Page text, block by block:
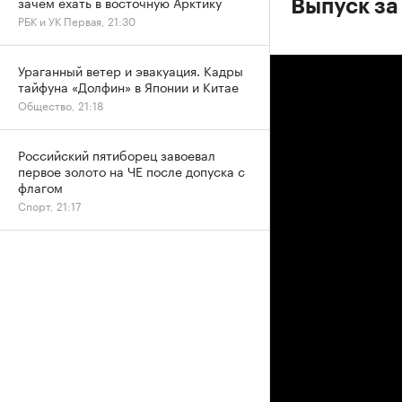
Выпуск
РБК и УК Первая, 21:30
Ураганный ветер и эвакуация. Кадры
тайфуна «Долфин» в Японии и Китае
Общество, 21:18
Российский пятиборец завоевал
первое золото на ЧЕ после допуска с
флагом
Спорт, 21:17